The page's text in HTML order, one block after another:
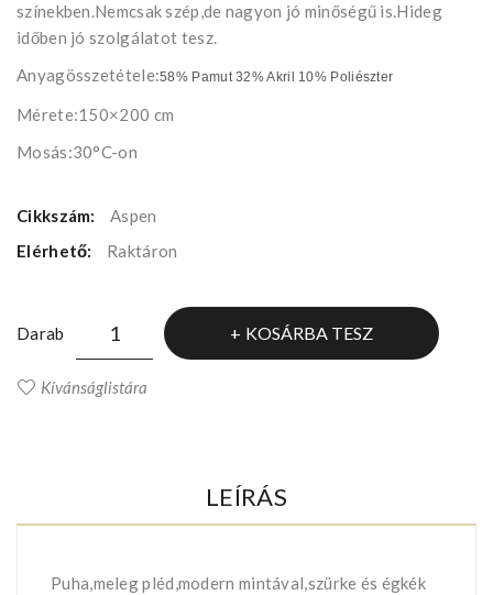
színekben.Nemcsak szép,de nagyon jó minőségű is.Hideg
időben jó szolgálatot tesz.
Anyagösszetétele:58% Pamut 32% Akril 10% Poliészter
Mérete:150×200 cm
Mosás:30°C-on
Cikkszám:
Aspen
Elérhető:
Raktáron
Darab KOSÁRBA TESZ
Kívánságlistára
LEÍRÁS
Puha,meleg pléd,modern mintával,szürke és égkék